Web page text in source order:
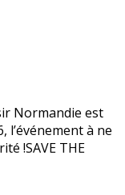
Normandie est
l’événement à ne
!SAVE THE